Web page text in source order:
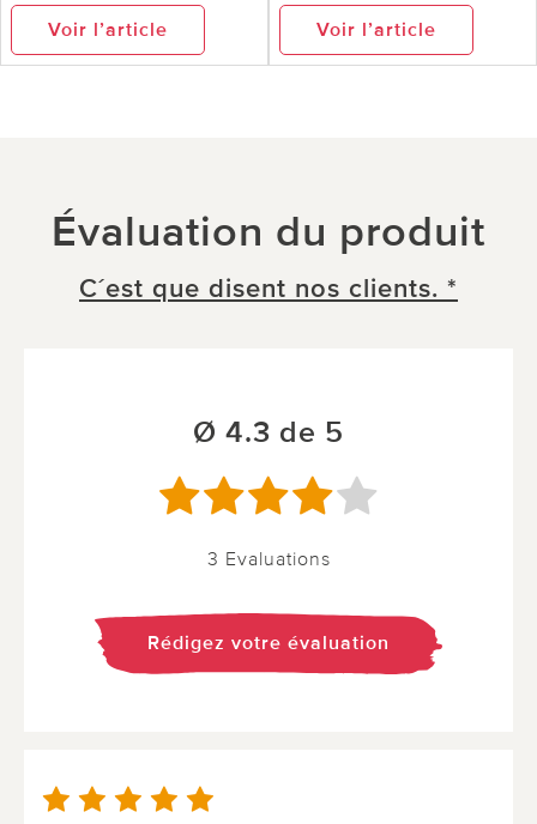
Voir l’article Voir l’article
Évaluation du produit
C´est que disent nos clients. *
Ø 4.3 de 5
3 Evaluations
Rédigez votre évaluation